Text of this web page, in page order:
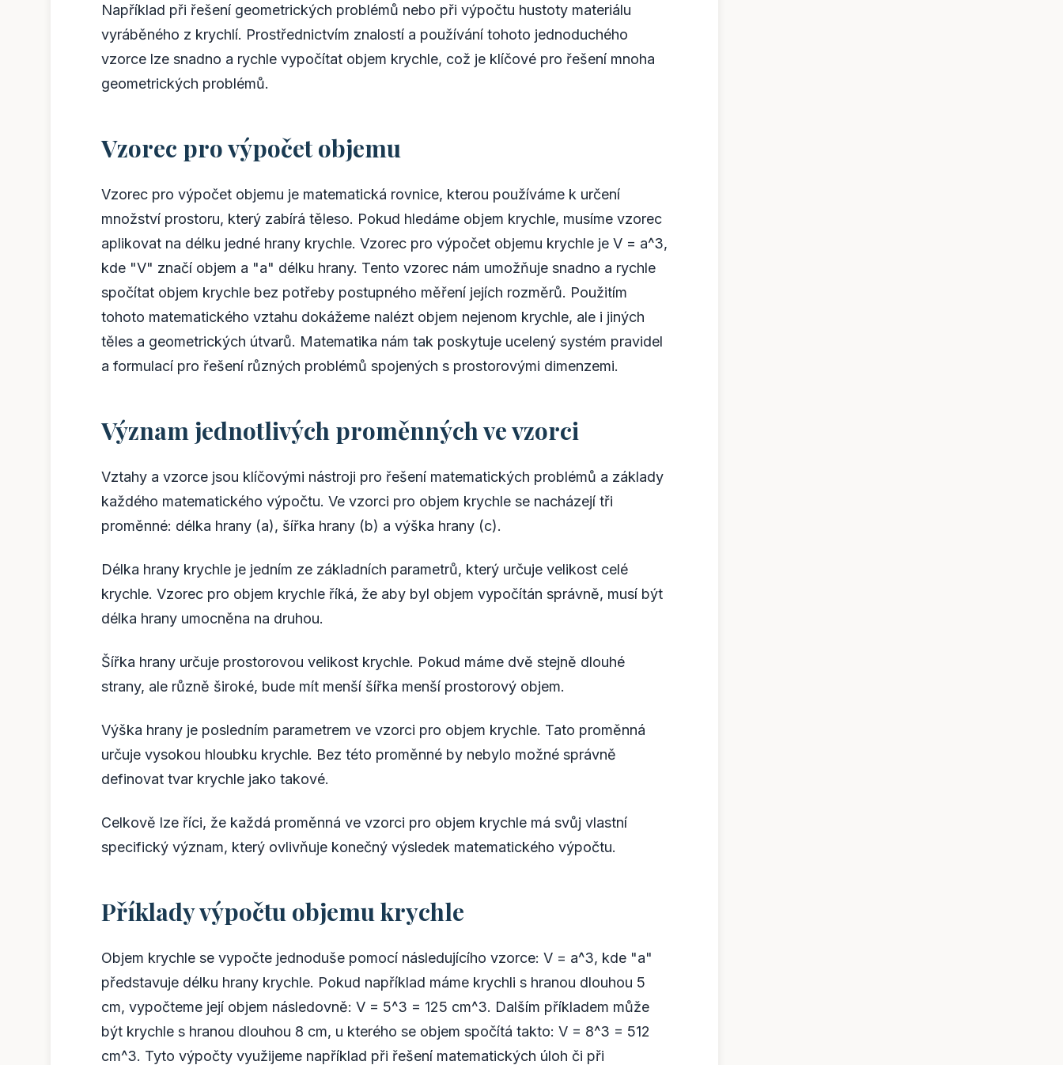
Například při řešení geometrických problémů nebo při výpočtu hustoty materiálu
vyráběného z krychlí. Prostřednictvím znalostí a používání tohoto jednoduchého
vzorce lze snadno a rychle vypočítat objem krychle, což je klíčové pro řešení mnoha
geometrických problémů.
Vzorec pro výpočet objemu
Vzorec pro výpočet objemu je matematická rovnice, kterou používáme k určení
množství prostoru, který zabírá těleso. Pokud hledáme objem krychle, musíme vzorec
aplikovat na délku jedné hrany krychle. Vzorec pro výpočet objemu krychle je V = a^3,
kde "V" značí objem a "a" délku hrany. Tento vzorec nám umožňuje snadno a rychle
spočítat objem krychle bez potřeby postupného měření jejích rozměrů. Použitím
tohoto matematického vztahu dokážeme nalézt objem nejenom krychle, ale i jiných
těles a geometrických útvarů. Matematika nám tak poskytuje ucelený systém pravidel
a formulací pro řešení různých problémů spojených s prostorovými dimenzemi.
Význam jednotlivých proměnných ve vzorci
Vztahy a vzorce jsou klíčovými nástroji pro řešení matematických problémů a základy
každého matematického výpočtu. Ve vzorci pro objem krychle se nacházejí tři
proměnné: délka hrany (a), šířka hrany (b) a výška hrany (c).
Délka hrany krychle je jedním ze základních parametrů, který určuje velikost celé
krychle. Vzorec pro objem krychle říká, že aby byl objem vypočítán správně, musí být
délka hrany umocněna na druhou.
Šířka hrany určuje prostorovou velikost krychle. Pokud máme dvě stejně dlouhé
strany, ale různě široké, bude mít menší šířka menší prostorový objem.
Výška hrany je posledním parametrem ve vzorci pro objem krychle. Tato proměnná
určuje vysokou hloubku krychle. Bez této proměnné by nebylo možné správně
definovat tvar krychle jako takové.
Celkově lze říci, že každá proměnná ve vzorci pro objem krychle má svůj vlastní
specifický význam, který ovlivňuje konečný výsledek matematického výpočtu.
Příklady výpočtu objemu krychle
Objem krychle se vypočte jednoduše pomocí následujícího vzorce: V = a^3, kde "a"
představuje délku hrany krychle. Pokud například máme krychli s hranou dlouhou 5
cm, vypočteme její objem následovně: V = 5^3 = 125 cm^3. Dalším příkladem může
být krychle s hranou dlouhou 8 cm, u kterého se objem spočítá takto: V = 8^3 = 512
cm^3. Tyto výpočty využijeme například při řešení matematických úloh či při